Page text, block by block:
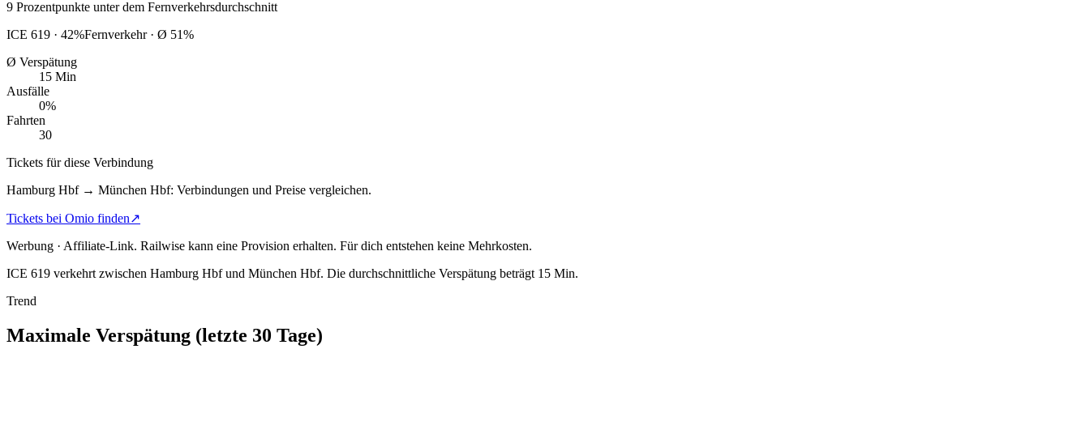
9 Prozentpunkte unter dem Fernverkehrsdurchschnitt
ICE 619 · 42%Fernverkehr · Ø 51%
Ø Verspätung
15 Min
Ausfälle
0%
Fahrten
30
Tickets für diese Verbindung
Hamburg Hbf → München Hbf: Verbindungen und Preise vergleichen.
Tickets bei Omio finden↗
Werbung · Affiliate-Link. Railwise kann eine Provision erhalten. Für dich entstehen keine Mehrkosten.
ICE 619 verkehrt zwischen Hamburg Hbf und München Hbf. Die durchschnittliche Verspätung beträgt 15 Min.
Trend
Maximale Verspätung (letzte 30 Tage)